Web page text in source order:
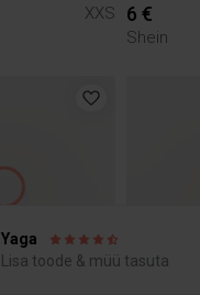
XXS 6 €
Shein
Yaga
Lisa toode & müü tasuta